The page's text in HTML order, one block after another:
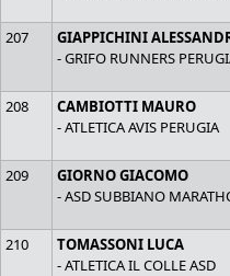
207
GIAPPICHINI
- GRIFO RUNNERS
208
CAMBIOTTI MAURO
- ATLETICA AVIS PERUGIA
209
GIORNO GIACOMO
- ASD SUBBIANO
210
TOMASSONI LUCA
- ATLETICA IL COLLE ASD